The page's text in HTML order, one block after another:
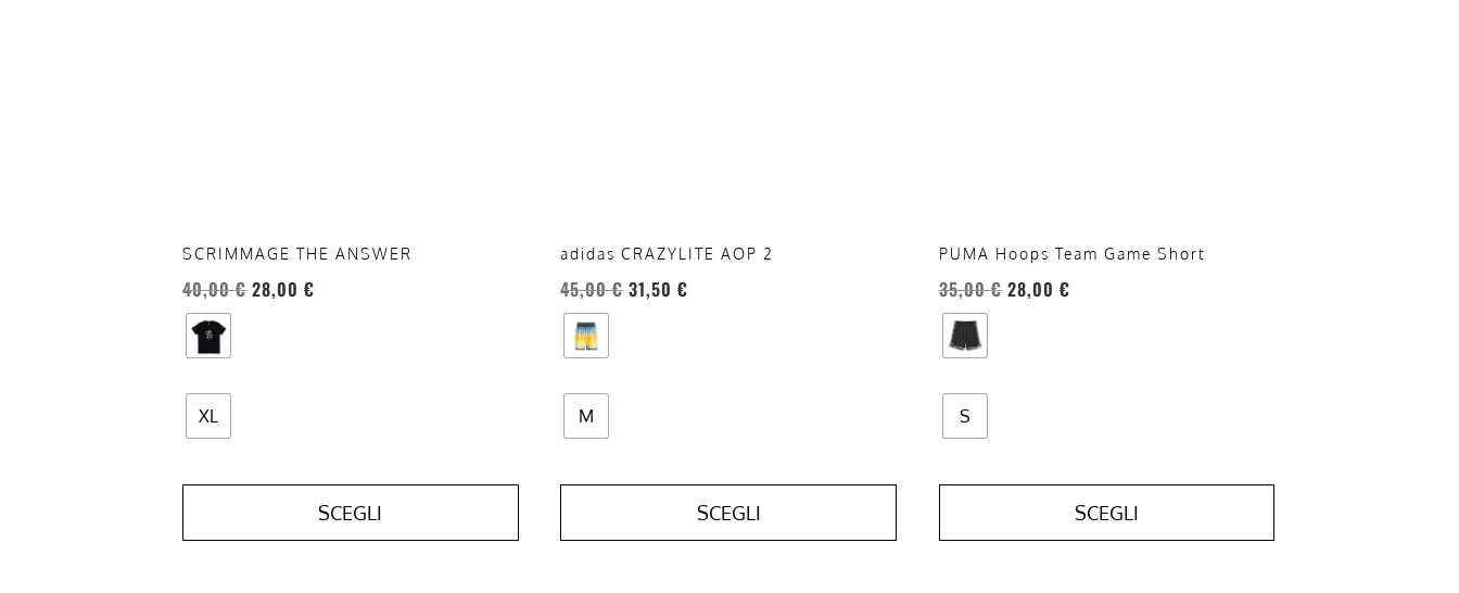
SCRIMMAGE THE ANSWER
40,00€ 28,00 €
XL
SCEGLI
del
prodotto
adidas CRAZYLITE AOP 2
45,00€ 31,50€
M
SCEGLI
del
prodotto
PUMA Hoops Team Game Short
35,00€ 28,00 €
S
SCEGLI
del
prodotto